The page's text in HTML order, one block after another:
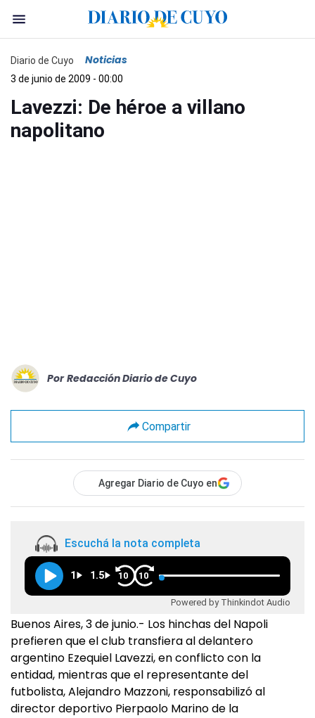
Diario de Cuyo Noticias
3 de junio de 2009 - 00:00
Lavezzi: De héroe a villano
napolitano
Por Redacción Diario de Cuyo
Compartir
Agregar Diario de Cuyo en
Escuchá la nota completa
1 1.5 10 10
Powered by Thinkindot Audio
Buenos Aires, 3 de junio.- Los hinchas del Napoli
prefieren que el club transfiera al delantero
argentino Ezequiel Lavezzi, en conflicto con la
entidad, mientras que el representante del
futbolista, Alejandro Mazzoni, responsabilizó al
director deportivo Pierpaolo Marino de la